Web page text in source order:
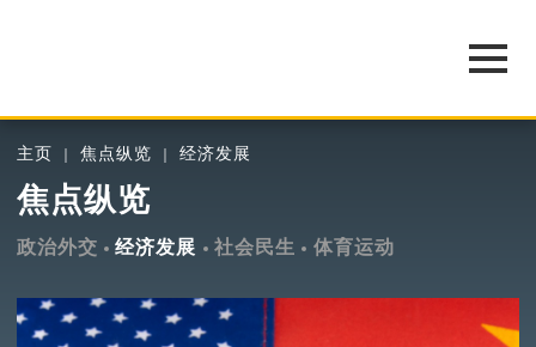
主页 焦点纵览 经济发展
焦点纵览
政治外交 经济发展 社会民生 体育运动